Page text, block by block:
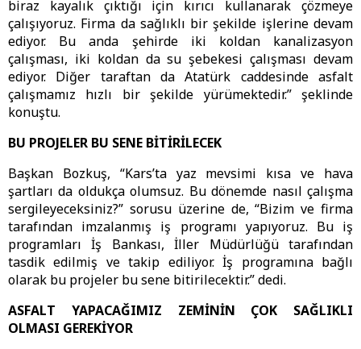
biraz kayalık çıktığı için kırıcı kullanarak çözmeye
çalışıyoruz. Firma da sağlıklı bir şekilde işlerine devam
ediyor. Bu anda şehirde iki koldan kanalizasyon
çalışması, iki koldan da su şebekesi çalışması devam
ediyor. Diğer taraftan da Atatürk caddesinde asfalt
çalışmamız hızlı bir şekilde yürümektedir.” şeklinde
konuştu.
BU PROJELER BU SENE BİTİRİLECEK
Başkan Bozkuş, “Kars’ta yaz mevsimi kısa ve hava
şartları da oldukça olumsuz. Bu dönemde nasıl çalışma
sergileyeceksiniz?” sorusu üzerine de, “Bizim ve firma
tarafından imzalanmış iş programı yapıyoruz. Bu iş
programları İş Bankası, İller Müdürlüğü tarafından
tasdik edilmiş ve takip ediliyor. İş programına bağlı
olarak bu projeler bu sene bitirilecektir.” dedi.
ASFALT YAPACAĞIMIZ ZEMİNİN ÇOK SAĞLIKLI
OLMASI GEREKİYOR